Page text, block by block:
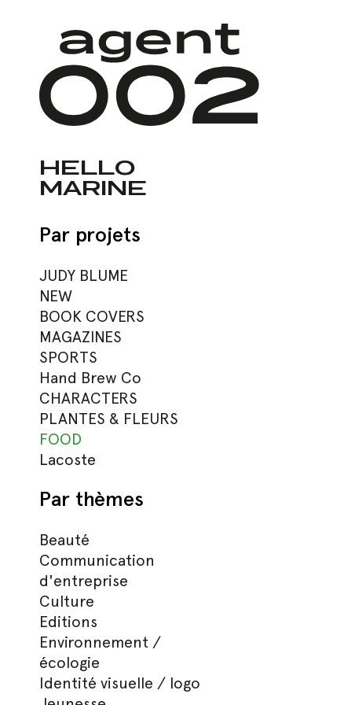
HELLO
MARINE
Par projets
JUDY BLUME
NEW
BOOK COVERS
MAGAZINES
SPORTS
Hand Brew Co
CHARACTERS
PLANTES & FLEURS
FOOD
Lacoste
Par thèmes
Beauté
Communication
d'entreprise
Culture
Editions
Environnement /
écologie
Identité visuelle / logo